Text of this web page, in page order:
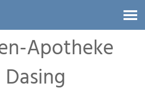
Apotheke
Dasing